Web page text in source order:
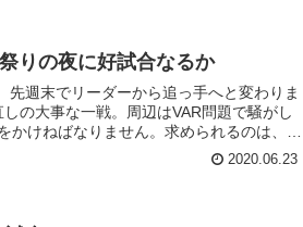
りの夜に好試合なるか
週末でリーダーから追っ手へと変わりま
の大事な一戦。周辺はVAR問題で騒がし
けねばなりません。求められるのは、内
2020.06.23